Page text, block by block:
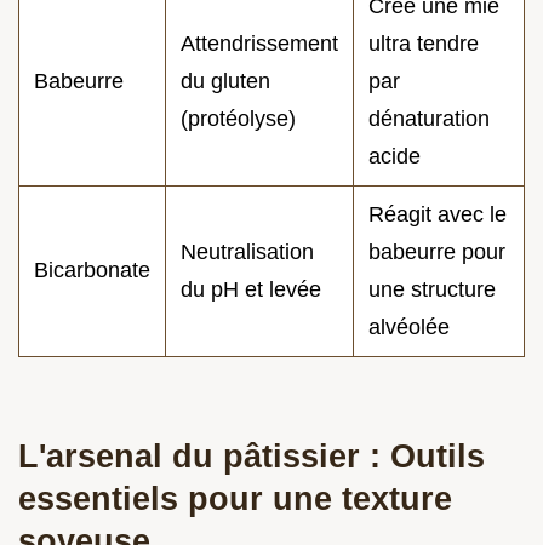
Babeurre
Attendrissement
du gluten
(protéolyse)
Crée une mie
ultra tendre
par
dénaturation
acide
Bicarbonate
Neutralisation
du pH et levée
Réagit avec le
babeurre pour
une structure
alvéolée
L'arsenal du pâtissier : Outils
essentiels pour une texture